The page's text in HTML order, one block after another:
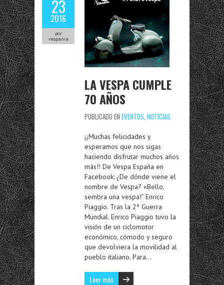
23
2016
por
vespania
LA VESPA CUMPLE
70 AÑOS
PUBLICADO EN EVENTOS, NOTICIAS
¡¡Muchas felicidades y
esperamos que nos sigas
haciendo disfrutar muchos años
más!! De Vespa España en
Facebook: ¿De dónde viene el
nombre de Vespa? «Bello,
sembra una vespa!” Enrico
Piaggio. Tras la 2º Guerra
Mundial. Enrico Piaggio tuvo la
visión de un ciclomotor
económico, cómodo y seguro
que devolviera la movilidad al
pueblo italiano. Para…
Leer más